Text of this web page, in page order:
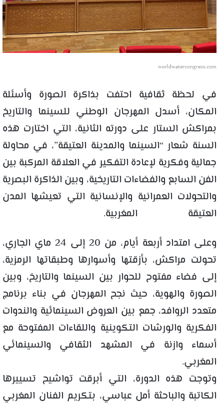
worldwatercongress.com
في لحظة ثقافية احتفت بذاكرة الصورة وأسئلة
المكان، أسدل المهرجان الوطني للسينما والتاريخ
بمراكش الستار على دورته الثانية، التي اختارت هذه
السنة شعار “السينما والمدينة العتيقة”، في محاولة
جمالية وفكرية لإعادة التفكير في العلاقة المركبة بين
الفن السابع والفضاءات التاريخية، وبين الذاكرة البصرية
والتحولات العمرانية والإنسانية التي تعيشها المدن
العتيقة المغربية.
وعلى امتداد أربعة أيام، من 20 إلى 24 ماي الجاري،
تحولت مراكش، بأزقتها وأسوارها وطبقاتها الرمزية،
إلى فضاء مفتوح للحوار بين السينما والتاريخ، وبين
الصورة والهوية، حيث نجح المهرجان في بناء برنامج
متعدد الروافد، جمع بين العروض السينمائية والندوات
الفكرية والورشات التكوينية واللقاءات المفتوحة مع
أسماء وازنة في المشهد الثقافي والسينمائي
المغربي.
وتوجت هذه الدورة، التي أبرقت تواشيح تسييرها
الكاتبة والباحثة أمل عباسي، بتكريم الفنان المغربي